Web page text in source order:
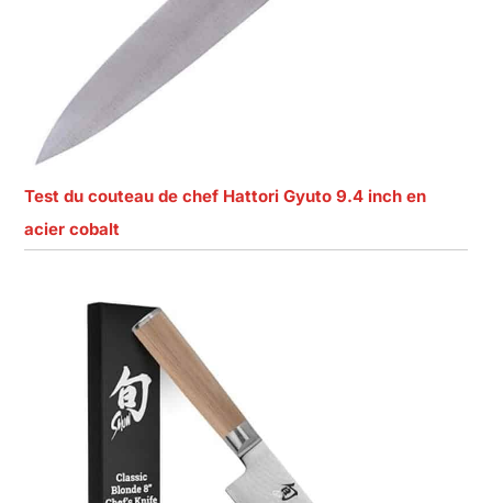
Test du couteau de chef Hattori Gyuto 9.4 inch en
acier cobalt